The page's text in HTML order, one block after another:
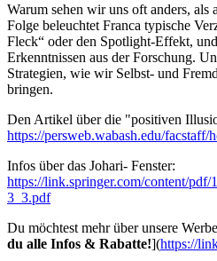
Warum sehen wir uns oft anders, als
Folge beleuchtet Franca typische
Fleck“ oder den Spotlight-Effekt,
Erkenntnissen aus der Forschung.
Strategien, wie wir Selbst- und
bringen.
Den Artikel über die "positiven
https://persweb.wabash.edu/
Infos über das Johari- Fenster:
https://link.springer.com/content/
3_3.pdf
Du möchtest mehr über unsere
du alle Infos & Rabatte!](https://